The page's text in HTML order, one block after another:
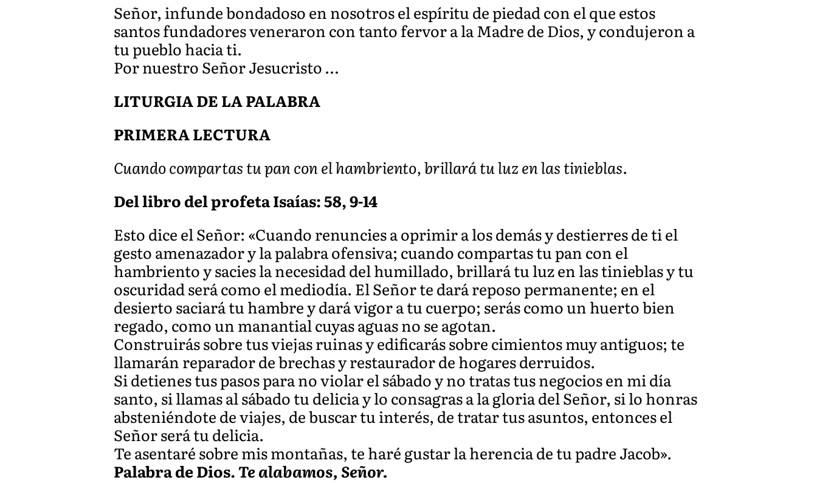
Señor, infunde bondadoso en nosotros el espíritu de piedad con el que estos
santos fundadores veneraron con tanto fervor a la Madre de Dios, y condujeron a
tu pueblo hacia ti.
Por nuestro Señor Jesucristo …
LITURGIA DE LA PALABRA
PRIMERA LECTURA
Cuando compartas tu pan con el hambriento, brillará tu luz en las tinieblas.
Del libro del profeta Isaías: 58, 9-14
Esto dice el Señor: «Cuando renuncies a oprimir a los demás y destierres de ti el
gesto amenazador y la palabra ofensiva; cuando compartas tu pan con el
hambriento y sacies la necesidad del humillado, brillará tu luz en las tinieblas y tu
oscuridad será como el mediodía. El Señor te dará reposo permanente; en el
desierto saciará tu hambre y dará vigor a tu cuerpo; serás como un huerto bien
regado, como un manantial cuyas aguas no se agotan.
Construirás sobre tus viejas ruinas y edificarás sobre cimientos muy antiguos; te
llamarán reparador de brechas y restaurador de hogares derruidos.
Si detienes tus pasos para no violar el sábado y no tratas tus negocios en mi día
santo, si llamas al sábado tu delicia y lo consagras a la gloria del Señor, si lo honras
absteniéndote de viajes, de buscar tu interés, de tratar tus asuntos, entonces el
Señor será tu delicia.
Te asentaré sobre mis montañas, te haré gustar la herencia de tu padre Jacob».
Palabra de Dios.Te alabamos, Señor.